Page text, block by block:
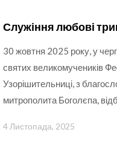
Служіння любові
30 жовтня 2025 року, у
святих великомучеників
Узорішительниці, з
митрополита Боголєпа,
4 Листопада, 2025